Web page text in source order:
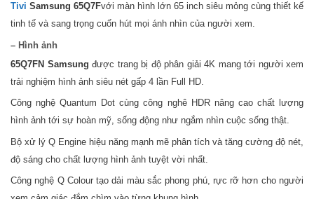
Tivi Samsung 65Q7Fvới màn hình lớn 65 inch siêu mỏng cùng thiết kế
tinh tế và sang trọng cuốn hút mọi ánh nhìn của người xem.
– Hình ảnh
65Q7FN Samsung được trang bị độ phân giải 4K mang tới người xem
trải nghiệm hình ảnh siêu nét gấp 4 lần Full HD.
Công nghệ Quantum Dot cùng công nghê HDR nâng cao chất lượng
hình ảnh tới sự hoàn mỹ, sống động như ngắm nhìn cuộc sống thật.
Bộ xử lý Q Engine hiệu năng mạnh mẽ phân tích và tăng cường độ nét,
độ sáng cho chất lượng hình ảnh tuyệt vời nhất.
Công nghệ Q Colour tạo dải màu sắc phong phú, rực rỡ hơn cho người